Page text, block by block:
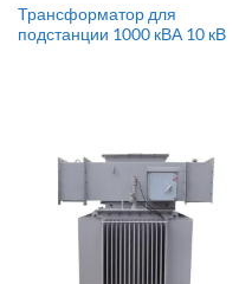
Трансформатор для
подстанции 1000 кВА 10 кВ